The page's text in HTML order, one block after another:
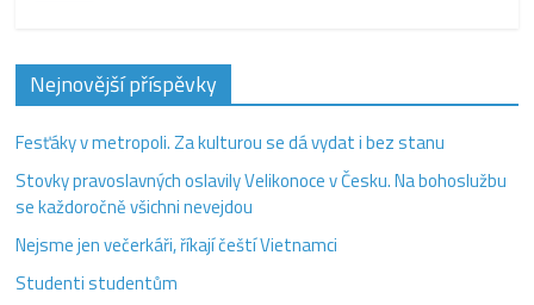
Nejnovější příspěvky
Fesťáky v metropoli. Za kulturou se dá vydat i bez stanu
Stovky pravoslavných oslavily Velikonoce v Česku. Na bohoslužbu
se každoročně všichni nevejdou
Nejsme jen večerkáři, říkají čeští Vietnamci
Studenti studentům